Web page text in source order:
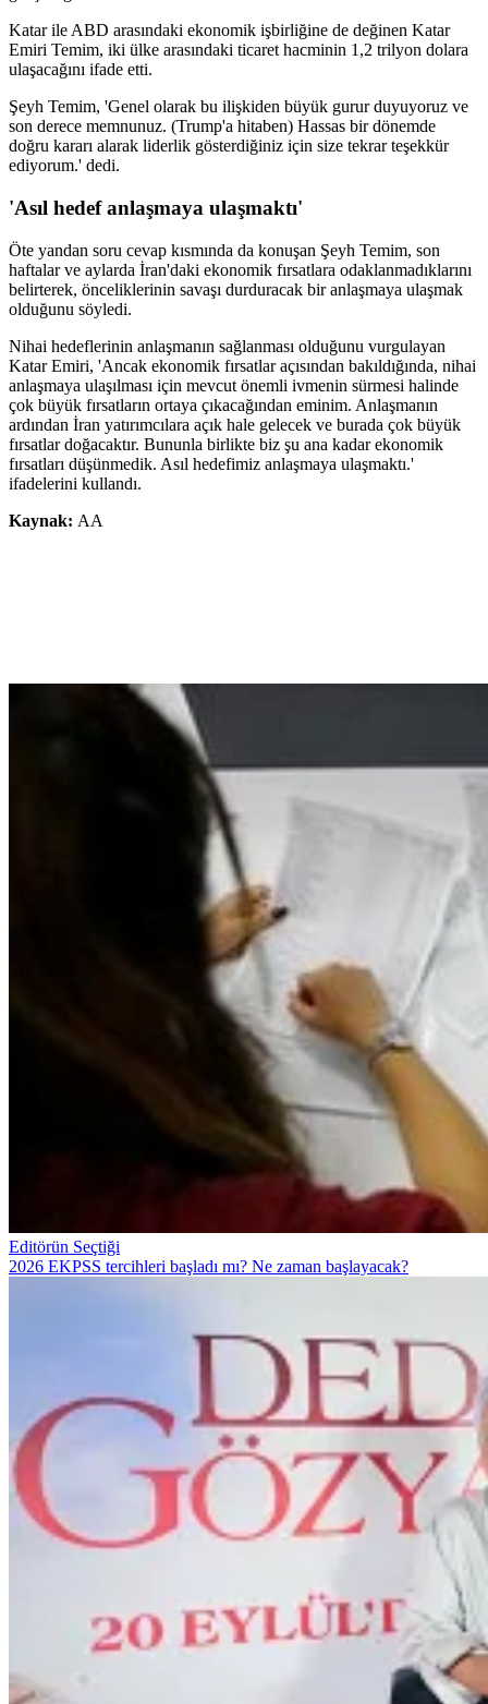
Katar ile ABD arasındaki ekonomik işbirliğine de değinen Katar
Emiri Temim, iki ülke arasındaki ticaret hacminin 1,2 trilyon dolara
ulaşacağını ifade etti.
Şeyh Temim, 'Genel olarak bu ilişkiden büyük gurur duyuyoruz ve
son derece memnunuz. (Trump'a hitaben) Hassas bir dönemde
doğru kararı alarak liderlik gösterdiğiniz için size tekrar teşekkür
ediyorum.' dedi.
'Asıl hedef anlaşmaya ulaşmaktı'
Öte yandan soru cevap kısmında da konuşan Şeyh Temim, son
haftalar ve aylarda İran'daki ekonomik fırsatlara odaklanmadıklarını
belirterek, önceliklerinin savaşı durduracak bir anlaşmaya ulaşmak
olduğunu söyledi.
Nihai hedeflerinin anlaşmanın sağlanması olduğunu vurgulayan
Katar Emiri, 'Ancak ekonomik fırsatlar açısından bakıldığında, nihai
anlaşmaya ulaşılması için mevcut önemli ivmenin sürmesi halinde
çok büyük fırsatların ortaya çıkacağından eminim. Anlaşmanın
ardından İran yatırımcılara açık hale gelecek ve burada çok büyük
fırsatlar doğacaktır. Bununla birlikte biz şu ana kadar ekonomik
fırsatları düşünmedik. Asıl hedefimiz anlaşmaya ulaşmaktı.'
ifadelerini kullandı.
Kaynak: AA
Editörün Seçtiği
2026 EKPSS tercihleri başladı mı? Ne zaman başlayacak?